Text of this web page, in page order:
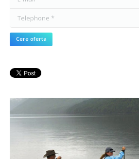
Telephone *
Cere oferta